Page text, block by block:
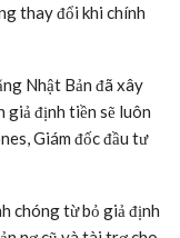
thay đổi khi chính
Nhật Bản đã xây
giả định tiền sẽ luôn
Giám đốc đầu tư
chóng từ bỏ giả định